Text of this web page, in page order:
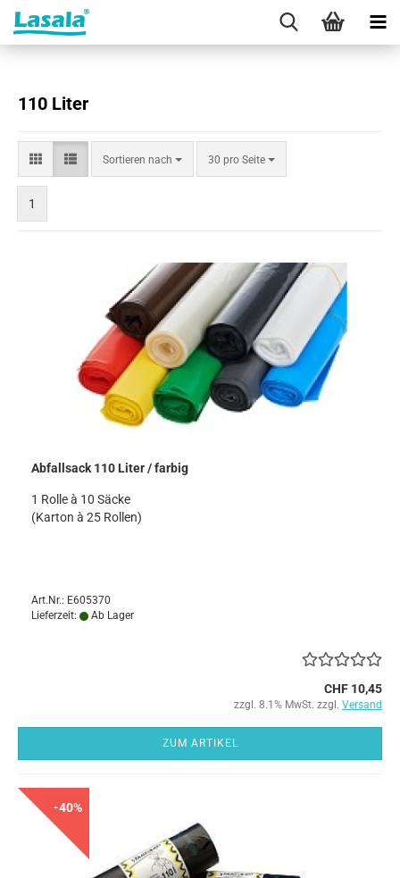
110 Liter
Sortieren nach
Sortieren
nach
30 pro Seite
pro Seite
1
Abfallsack 110 Liter / farbig
1 Rolle à 10 Säcke
(Karton à 25 Rollen)
Art.Nr.: E605370
Lieferzeit:
Ab Lager
CHF 10,45
zzgl. 8.1% MwSt. zzgl. Versand
ZUM ARTIKEL
-40%